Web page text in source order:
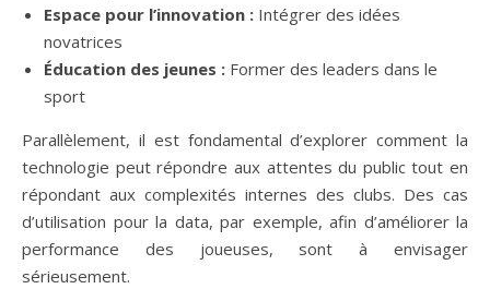
Espace pour l’innovation : Intégrer des idées
novatrices
Éducation des jeunes : Former des leaders dans le
sport
Parallèlement, il est fondamental d’explorer comment la
technologie peut répondre aux attentes du public tout en
répondant aux complexités internes des clubs. Des cas
d’utilisation pour la data, par exemple, afin d’améliorer la
performance des joueuses, sont à envisager
sérieusement.